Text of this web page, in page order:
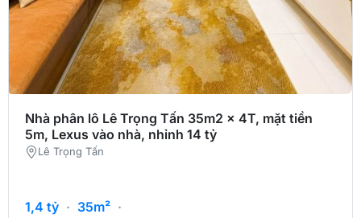
Nhà phân lô Lê Trọng Tấn 35m2 x 4T, mặt tiền
5m, Lexus vào nhà, nhỉnh 14 tỷ
Lê Trọng Tấn
1,4 tỷ · 35m² ·